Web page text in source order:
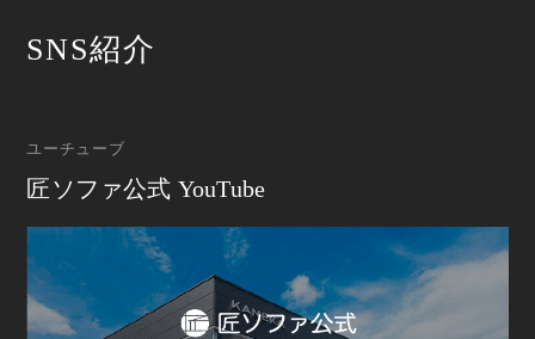
SNS紹介
ユーチューブ
匠ソファ公式 YouTube